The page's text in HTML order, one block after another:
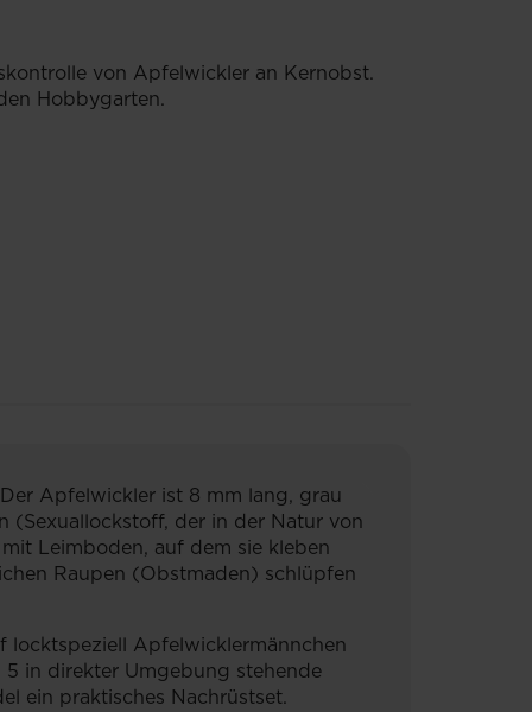
von Apfelwickler an Kernobst.
Hobbygarten.
Apfelwickler ist 8 mm lang, grau
(Sexuallockstoff, der in der Natur von
Leimboden, auf dem sie kleben
Raupen (Obstmaden) schlüpfen
locktspeziell Apfelwicklermännchen
in direkter Umgebung stehende
ein praktisches Nachrüstset.